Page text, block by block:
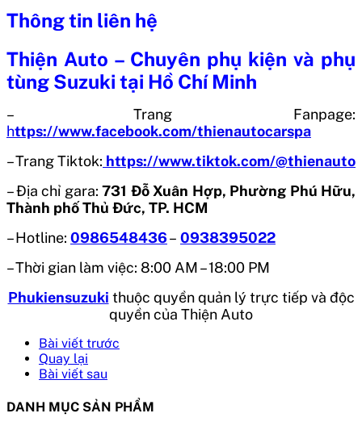
Thông tin liên hệ
Thiện Auto – Chuyên phụ kiện và phụ
tùng Suzuki tại Hồ Chí Minh
– Trang Fanpage:
https://www.facebook.com/thienautocarspa
– Trang Tiktok: https://www.tiktok.com/@thienauto
– Địa chỉ gara: 731 Đỗ Xuân Hợp, Phường Phú Hữu,
Thành phố Thủ Đức, TP. HCM
– Hotline: 0986548436– 0938395022
– Thời gian làm việc: 8:00 AM – 18:00 PM
Phukiensuzuki thuộc quyền quản lý trực tiếp và độc
quyền của Thiện Auto
Bài viết trước
Quay lại
Bài viết sau
DANH MỤC SẢN PHẨM